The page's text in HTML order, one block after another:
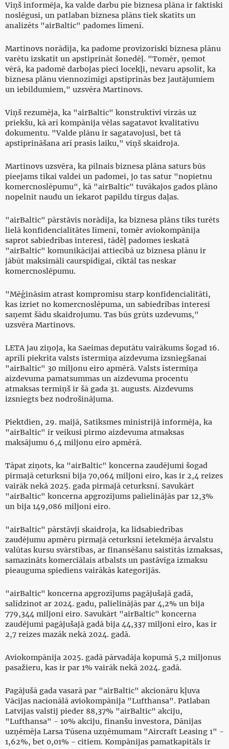
Viņš informēja, ka valde darbu pie biznesa plāna ir faktiski
noslēgusi, un patlaban biznesa plāns tiek skatīts un
analizēts "airBaltic" padomes līmenī.
Martinovs norādīja, ka padome provizoriski biznesa plānu
varētu izskatīt un apstiprināt šonedēļ. "Tomēr, ņemot
vērā, ka padomē darbojas pieci locekļi, nevaru apsolīt, ka
biznesa plānu viennozīmīgi apstiprinās bez jautājumiem
un iebildumiem," uzsvēra Martinovs.
Viņš rezumēja, ka "airBaltic" konstruktīvi virzās uz
priekšu, kā arī kompānija vēlas sagatavot kvalitatīvu
dokumentu. "Valde plānu ir sagatavojusi, bet tā
apstiprināšana arī prasīs laiku," viņš skaidroja.
Martinovs uzsvēra, ka pilnais biznesa plāna saturs būs
pieejams tikai valdei un padomei, jo tas satur "nopietnu
komercnoslēpumu", kā "airBaltic" tuvākajos gados plāno
nopelnīt naudu un iekarot papildu tirgus daļas.
"airBaltic" pārstāvis norādīja, ka biznesa plāns tiks turēts
lielā konfidencialitātes līmenī, tomēr aviokompānija
saprot sabiedrības interesi, tādēļ padomes ieskatā
"airBaltic" komunikācijai attiecībā uz biznesa plānu ir
jābūt maksimāli caurspīdīgai, ciktāl tas neskar
komercnoslēpumu.
"Mēģināsim atrast kompromisu starp konfidencialitāti,
kas izriet no komercnoslēpuma, un sabiedrības interesi
saņemt šādu skaidrojumu. Tas būs grūts uzdevums,"
uzsvēra Martinovs.
LETA jau ziņoja, ka Saeimas deputātu vairākums šogad 16.
aprīlī piekrita valsts īstermiņa aizdevuma izsniegšanai
"airBaltic" 30 miljonu eiro apmērā. Valsts īstermiņa
aizdevuma pamatsummas un aizdevuma procentu
atmaksas termiņš ir šā gada 31. augusts. Aizdevums
izsniegts bez nodrošinājuma.
Piektdien, 29. maijā, Satiksmes ministrijā informēja, ka
"airBaltic" ir veikusi pirmo aizdevuma atmaksas
maksājumu 6,4 miljonu eiro apmērā.
Tāpat ziņots, ka "airBaltic" koncerna zaudējumi šogad
pirmajā ceturksnī bija 70,064 miljoni eiro, kas ir 2,4 reizes
vairāk nekā 2025. gada pirmajā ceturksnī. Savukārt
"airBaltic" koncerna apgrozījums palielinājās par 12,3%
un bija 149,086 miljoni eiro.
"airBaltic" pārstāvji skaidroja, ka lidsabiedrības
zaudējumu apmēru pirmajā ceturksnī ietekmēja ārvalstu
valūtas kursu svārstības, ar finansēšanu saistītās izmaksas,
samazināts komerciālais atbalsts un pastāvīga izmaksu
pieauguma spiediens vairākās kategorijās.
"airBaltic" koncerna apgrozījums pagājušajā gadā,
salīdzinot ar 2024. gadu, palielinājās par 4,2% un bija
779,344 miljoni eiro. Savukārt "airBaltic" koncerna
zaudējumi pagājušajā gadā bija 44,337 miljoni eiro, kas ir
2,7 reizes mazāk nekā 2024. gadā.
Aviokompānija 2025. gadā pārvadāja kopumā 5,2 miljonus
pasažieru, kas ir par 1% vairāk nekā 2024. gadā.
Pagājušā gada vasarā par "airBaltic" akcionāru kļuva
Vācijas nacionālā aviokompānija "Lufthansa". Patlaban
Latvijas valstij pieder 88,37% "airBaltic" akciju,
"Lufthansa" - 10% akciju, finanšu investora, Dānijas
uzņēmēja Larsa Tūsena uzņēmumam "Aircraft Leasing 1" -
1,62%, bet 0,01% - citiem. Kompānijas pamatkapitāls ir